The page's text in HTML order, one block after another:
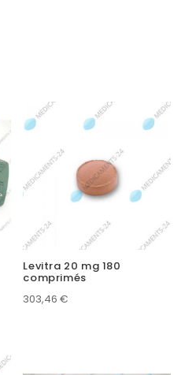
Levitra 20 mg 180
comprimés
303,46€